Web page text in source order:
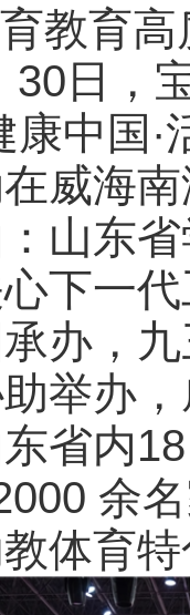
教育
30日，
康中国
威海
山东
下一
办，
举办
省内
余
体育